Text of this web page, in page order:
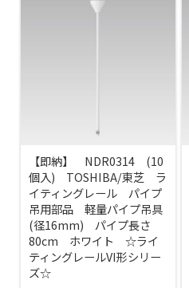
【即納】 NDR0314 (10
個入) TOSHIBA/東芝 ラ
イティングレール パイプ
吊用部品 軽量パイプ吊具
(径16mm) パイプ長さ
80cm ホワイト ☆ライ
ティングレールVI形シリー
ズ☆